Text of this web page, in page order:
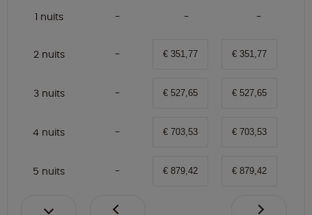
1 nuits
2 nuits € 351,77 € 351,77
3 nuits € 527,65 € 527,65
4 nuits € 703,53 € 703,53
5 nuits € 879,42 € 879,42